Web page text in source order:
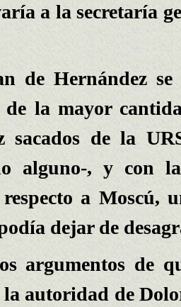
a la secretaría
de Hernández
de la mayor
sacados de la
alguno-, y con
a Moscú,
dejar de
argumentos de
la autoridad de